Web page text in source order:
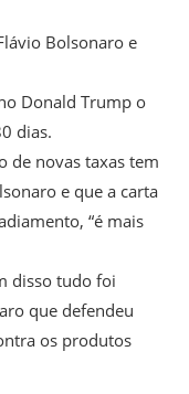
Bolsonaro e
Donald Trump o
dias.
de novas taxas tem
e que a carta
“é mais
disso tudo foi
que defendeu
os produtos